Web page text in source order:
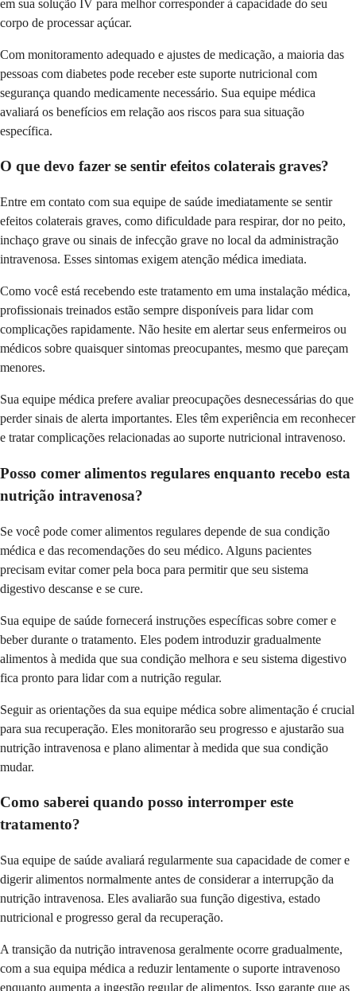
em sua solução IV para melhor corresponder à capacidade do seu
corpo de processar açúcar.
Com monitoramento adequado e ajustes de medicação, a maioria das
pessoas com diabetes pode receber este suporte nutricional com
segurança quando medicamente necessário. Sua equipe médica
avaliará os benefícios em relação aos riscos para sua situação
específica.
O que devo fazer se sentir efeitos colaterais graves?
Entre em contato com sua equipe de saúde imediatamente se sentir
efeitos colaterais graves, como dificuldade para respirar, dor no peito,
inchaço grave ou sinais de infecção grave no local da administração
intravenosa. Esses sintomas exigem atenção médica imediata.
Como você está recebendo este tratamento em uma instalação médica,
profissionais treinados estão sempre disponíveis para lidar com
complicações rapidamente. Não hesite em alertar seus enfermeiros ou
médicos sobre quaisquer sintomas preocupantes, mesmo que pareçam
menores.
Sua equipe médica prefere avaliar preocupações desnecessárias do que
perder sinais de alerta importantes. Eles têm experiência em reconhecer
e tratar complicações relacionadas ao suporte nutricional intravenoso.
Posso comer alimentos regulares enquanto recebo esta
nutrição intravenosa?
Se você pode comer alimentos regulares depende de sua condição
médica e das recomendações do seu médico. Alguns pacientes
precisam evitar comer pela boca para permitir que seu sistema
digestivo descanse e se cure.
Sua equipe de saúde fornecerá instruções específicas sobre comer e
beber durante o tratamento. Eles podem introduzir gradualmente
alimentos à medida que sua condição melhora e seu sistema digestivo
fica pronto para lidar com a nutrição regular.
Seguir as orientações da sua equipe médica sobre alimentação é crucial
para sua recuperação. Eles monitorarão seu progresso e ajustarão sua
nutrição intravenosa e plano alimentar à medida que sua condição
mudar.
Como saberei quando posso interromper este
tratamento?
Sua equipe de saúde avaliará regularmente sua capacidade de comer e
digerir alimentos normalmente antes de considerar a interrupção da
nutrição intravenosa. Eles avaliarão sua função digestiva, estado
nutricional e progresso geral da recuperação.
A transição da nutrição intravenosa geralmente ocorre gradualmente,
com a sua equipa médica a reduzir lentamente o suporte intravenoso
enquanto aumenta a ingestão regular de alimentos. Isso garante que as